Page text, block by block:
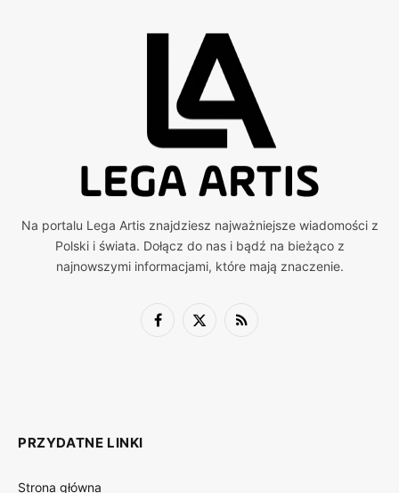
Na portalu Lega Artis znajdziesz najważniejsze wiadomości z
Polski i świata. Dołącz do nas i bądź na bieżąco z
najnowszymi informacjami, które mają znaczenie.
Facebook
X
RSS
PRZYDATNE LINKI
Strona główna